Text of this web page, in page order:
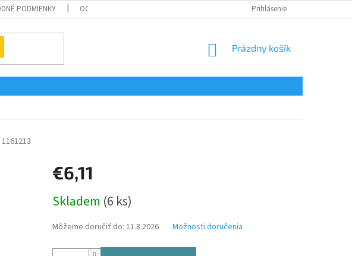
PODMIENKY OCHRANA OSOBNÝCH ÚDAJOV Prihlásenie
NÁKUPNÝ
Prázdny košík
1161213
€6,11
cena:
Skladem (6 ks)
Môžeme doručiť do: 11.8.2026 Možnosti doručenia